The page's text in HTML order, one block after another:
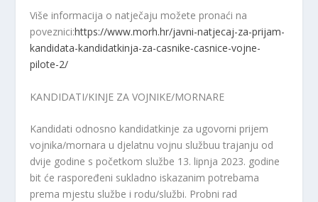
Više informacija o natječaju možete pronaći na
poveznici:https://www.morh.hr/javni-natjecaj-za-prijam-
kandidata-kandidatkinja-za-casnike-casnice-vojne-
pilote-2/
KANDIDATI/KINJE ZA VOJNIKE/MORNARE
Kandidati odnosno kandidatkinje za ugovorni prijem
vojnika/mornara u djelatnu vojnu službuu trajanju od
dvije godine s početkom službe 13. lipnja 2023. godine
bit će raspoređeni sukladno iskazanim potrebama
prema mjestu službe i rodu/službi. Probni rad